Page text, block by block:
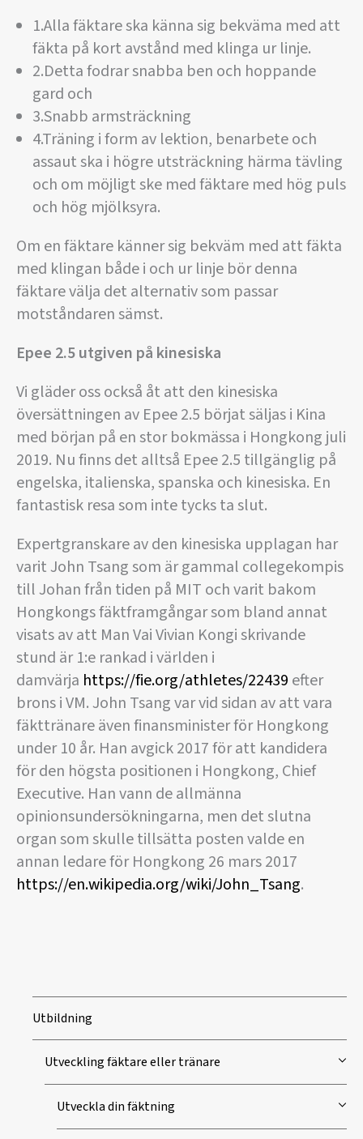
1.Alla fäktare ska känna sig bekväma med att
fäkta på kort avstånd med klinga ur linje.
2.Detta fodrar snabba ben och hoppande
gard och
3.Snabb armsträckning
4.Träning i form av lektion, benarbete och
assaut ska i högre utsträckning härma tävling
och om möjligt ske med fäktare med hög puls
och hög mjölksyra.
Om en fäktare känner sig bekväm med att fäkta
med klingan både i och ur linje bör denna
fäktare välja det alternativ som passar
motståndaren sämst.
Epee 2.5 utgiven på kinesiska
Vi gläder oss också åt att den kinesiska
översättningen av Epee 2.5 börjat säljas i Kina
med början på en stor bokmässa i Hongkong juli
2019. Nu finns det alltså Epee 2.5 tillgänglig på
engelska, italienska, spanska och kinesiska. En
fantastisk resa som inte tycks ta slut.
Expertgranskare av den kinesiska upplagan har
varit John Tsang som är gammal collegekompis
till Johan från tiden på MIT och varit bakom
Hongkongs fäktframgångar som bland annat
visats av att Man Vai Vivian Kongi skrivande
stund är 1:e rankad i världen i
damvärja https://fie.org/athletes/22439 efter
brons i VM. John Tsang var vid sidan av att vara
fäkttränare även finansminister för Hongkong
under 10 år. Han avgick 2017 för att kandidera
för den högsta positionen i Hongkong, Chief
Executive. Han vann de allmänna
opinionsundersökningarna, men det slutna
organ som skulle tillsätta posten valde en
annan ledare för Hongkong 26 mars 2017
https://en.wikipedia.org/wiki/John_Tsang.
Utbildning
Utveckling fäktare eller tränare
Utveckla din fäktning